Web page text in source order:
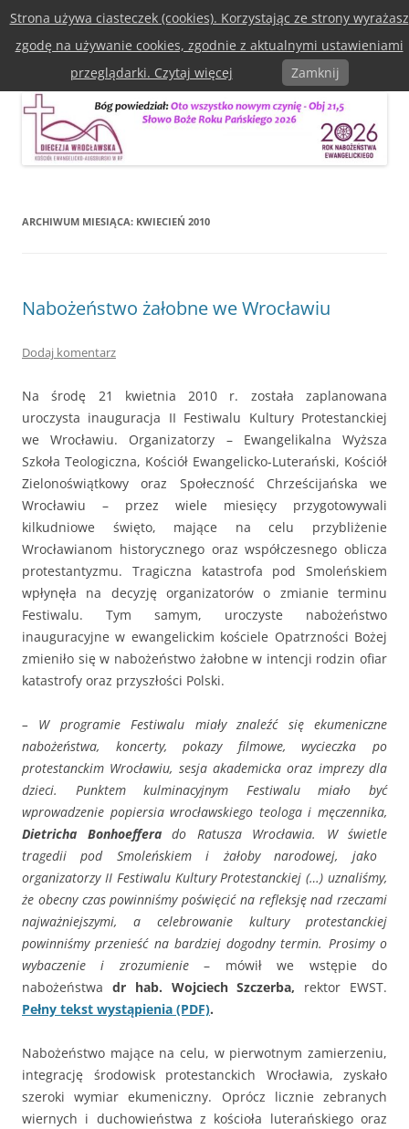
do
treściDiecezja Wrocławska Kościoła
Ewangelicko-Augsburska w RP
Menu
ARCHIWUM MIESIĄCA: KWIECIEŃ 2010
Nabożeństwo żałobne we Wrocławiu
Dodaj komentarz
Na środę 21 kwietnia 2010 r. została zaplanowana
uroczysta inauguracja II Festiwalu Kultury Protestanckiej
we Wrocławiu. Organizatorzy – Ewangelikalna Wyższa
Szkoła Teologiczna, Kościół Ewangelicko-Luterański, Kościół
Zielonoświątkowy oraz Społeczność Chrześcijańska we
Wrocławiu – przez wiele miesięcy przygotowywali
kilkudniowe święto, mające na celu przybliżenie
Wrocławianom historycznego oraz współczesnego oblicza
protestantyzmu. Tragiczna katastrofa pod Smoleńskiem
wpłynęła na decyzję organizatorów o zmianie terminu
Festiwalu. Tym samym, uroczyste nabożeństwo
inauguracyjne w ewangelickim kościele Opatrzności Bożej
zmieniło się w nabożeństwo żałobne w intencji rodzin ofiar
katastrofy oraz przyszłości Polski.
– W programie Festiwalu miały znaleźć się ekumeniczne
nabożeństwa, koncerty, pokazy filmowe, wycieczka po
protestanckim Wrocławiu, sesja akademicka oraz imprezy dla
dzieci. Punktem kulminacyjnym Festiwalu miało być
wprowadzenie popiersia wrocławskiego teologa i męczennika,
Dietricha Bonhoefferado Ratusza Wrocławia. W świetle
tragedii pod Smoleńskiemi żałoby narodowej, jako
organizatorzy II Festiwalu Kultury Protestanckiej (…) uznaliśmy,
że obecny czas powinniśmy poświęcić na refleksję nad rzeczami
najważniejszymi, a celebrowanie kultury protestanckiej
powinniśmy przenieść na bardziej dogodny termin. Prosimy o
wybaczenie i zrozumienie– mówił we wstępie do
nabożeństwa dr hab. Wojciech Szczerba, rektor EWST.
Pełny tekst wystąpienia (PDF).
Nabożeństwo mające na celu, w pierwotnym zamierzeniu,
integrację środowisk protestanckich Wrocławia, zyskało
szeroki wymiar ekumeniczny. Oprócz licznie zebranych
wiernych i duchowieństwa z kościoła luterańskiego oraz
Strona używa ciasteczek (cookies). Korzystając ze strony wyrażasz
zgodę na używanie cookies, zgodnie z aktualnymi ustawieniami
przeglądarki. Czytaj więcej
Zamknij